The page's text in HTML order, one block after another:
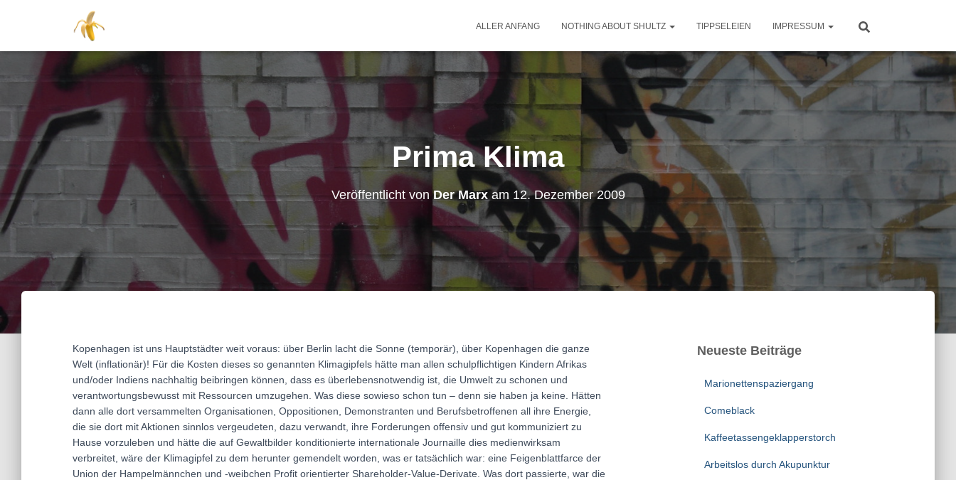
ALLER ANFANG NOTHING ABOUT SHULTZ TIPPSELEIEN IMPRESSUM
Prima Klima
Veröffentlicht vonDer Marxam 12. Dezember 2009
Kopenhagen ist uns Hauptstädter weit voraus: über Berlin lacht die Sonne (temporär), über Kopenhagen die ganze
Welt (inflationär)! Für die Kosten dieses so genannten Klimagipfels hätte man allen schulpflichtigen Kindern Afrikas
und/oder Indiens nachhaltig beibringen können, dass es überlebensnotwendig ist, die Umwelt zu schonen und
verantwortungsbewusst mit Ressourcen umzugehen. Was diese sowieso schon tun – denn sie haben ja keine. Hätten
dann alle dort versammelten Organisationen, Oppositionen, Demonstranten und Berufsbetroffenen all ihre Energie,
die sie dort mit Aktionen sinnlos vergeudeten, dazu verwandt, ihre Forderungen offensiv und gut kommuniziert zu
Hause vorzuleben und hätte die auf Gewaltbilder konditionierte internationale Journaille dies medienwirksam
verbreitet, wäre der Klimagipfel zu dem herunter gemendelt worden, was er tatsächlich war: eine Feigenblattfarce der
Union der Hampelmännchen und -weibchen Profit orientierter Shareholder-Value-Derivate. Was dort passierte, war die
Neueste Beiträge
Marionettenspaziergang
Comeblack
Kaffeetassengeklapperstorch
Arbeitslos durch Akupunktur